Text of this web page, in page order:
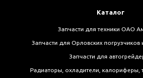
Каталог
Запчасти для техники ОАО
Запчасти для Орловских погрузчиков
Запчасти для
Радиаторы, охладители, калориферы,